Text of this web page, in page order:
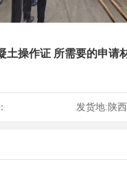
土操作证 所需要的申请
发货地:陕